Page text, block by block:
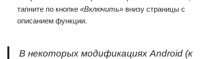
тапните по кнопке «Включить» внизу страницы с
описанием функции.
В некоторых модификациях Android (к